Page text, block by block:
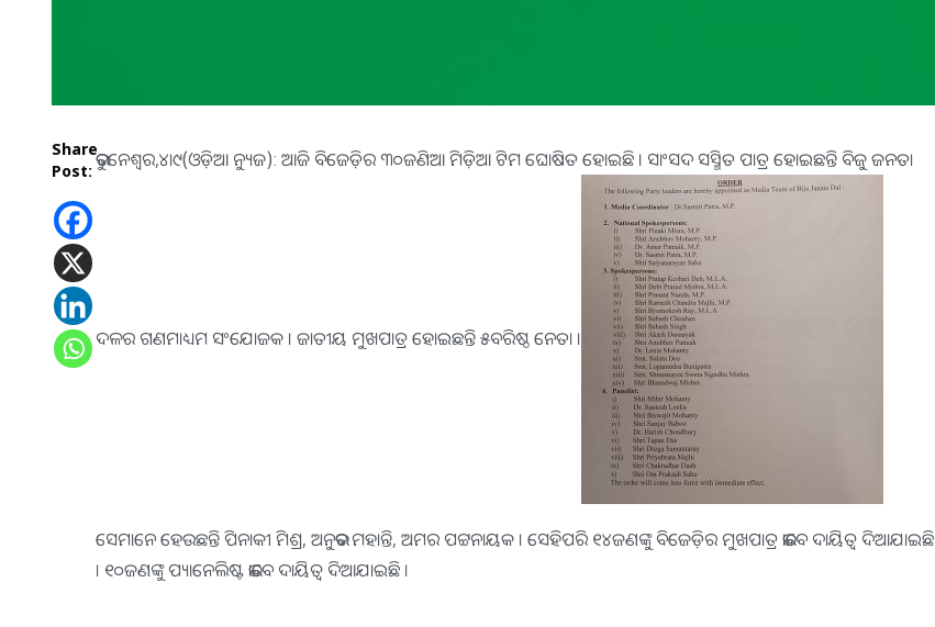
Share
Post:
ଭୁବନେଶ୍ୱର,୪ା୯(ଓଡ଼ିଆ ନ୍ୟୁଜ): ଆଜି ବିଜେଡ଼ିର ୩୦ଜଣିଆ ମିଡ଼ିଆ ଟିମ ଘୋଷିତ ହୋଇଛି । ସାଂସଦ ସସ୍ମିତ ପାତ୍ର ହୋଇଛନ୍ତି ବିଜୁ ଜନତା
ଦଳର ଗଣମାଧ୍ୟମ ସଂଯୋଜକ । ଜାତୀୟ ମୁଖପାତ୍ର ହୋଇଛନ୍ତି ୫ବରିଷ୍ଠ ନେତା ।
ସେମାନେ ହେଉଛନ୍ତି ପିନାକୀ ମିଶ୍ର, ଅନୁଭବ ମହାନ୍ତି, ଅମର ପଟ୍ଟନାୟକ । ସେହିପରି ୧୪ଜଣଙ୍କୁ ବିଜେଡ଼ିର ମୁଖପାତ୍ର ଭାବେ ଦାୟିତ୍ୱ ଦିଆଯାଇଛି
। ୧୦ଜଣଙ୍କୁ ପ୍ୟାନେଲିଷ୍ଟ ଭାବେ ଦାୟିତ୍ୱ ଦିଆଯାଇଛି ।